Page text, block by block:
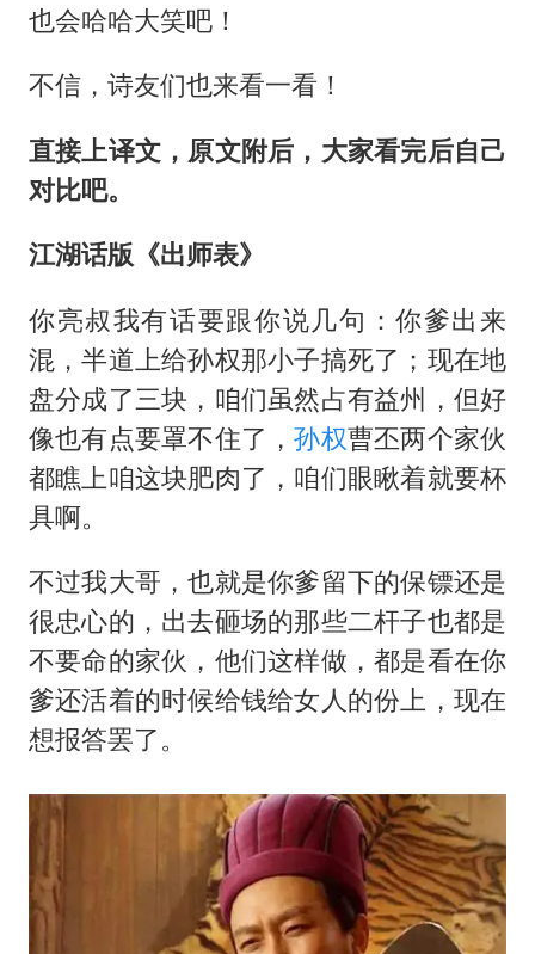
美壮汉酒后拽劳斯莱斯车门被警方电击
也会哈哈大笑吧！
不信，诗友们也来看一看！
直接上译文，原文附后，大家看完后自己
对比吧。
江湖话版《出师表》
你亮叔我有话要跟你说几句：你爹出来
混，半道上给孙权那小子搞死了；现在地
盘分成了三块，咱们虽然占有益州，但好
像也有点要罩不住了，孙权曹丕两个家伙
都瞧上咱这块肥肉了，咱们眼瞅着就要杯
具啊。
不过我大哥，也就是你爹留下的保镖还是
很忠心的，出去砸场的那些二杆子也都是
不要命的家伙，他们这样做，都是看在你
爹还活着的时候给钱给女人的份上，现在
想报答罢了。